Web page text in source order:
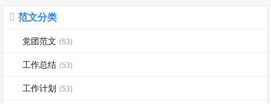
范文分类
党团范文 (53)
工作总结 (53)
工作计划 (53)